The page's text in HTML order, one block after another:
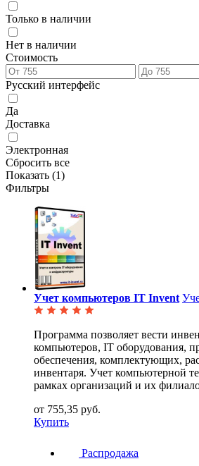
Только в наличии
Нет в наличии
Стоимость
Русский интерфейс
Да
Доставка
Электронная
Сбросить все
Показать (1)
Фильтры
Учет компьютеров IT Invent
Программа позволяет вести
компьютеров, IT оборудования,
обеспечения, комплектующих,
инвентаря. Учет компьютерной
рамках организаций и их
от 755,35 руб.
Купить
Распродажа